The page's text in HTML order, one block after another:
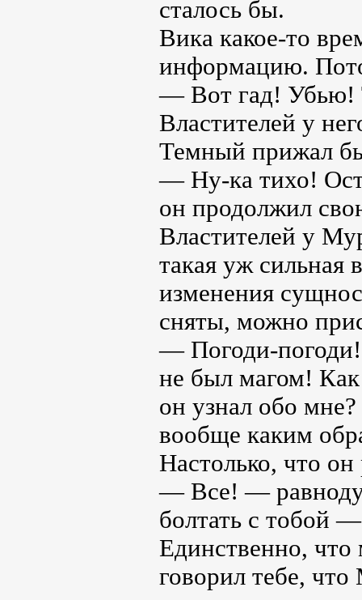
сталось бы.
Вика какое-то
информацию.
— Вот гад! Убью!
Властителей у
Темный прижал
— Ну-ка тихо!
он продолжил
Властителей у
такая уж сильная
изменения
сняты, можно
— Погоди-
не был магом!
он узнал обо
вообще каким
Настолько, что
— Все! —
болтать с тобой
Единственно,
говорил тебе,